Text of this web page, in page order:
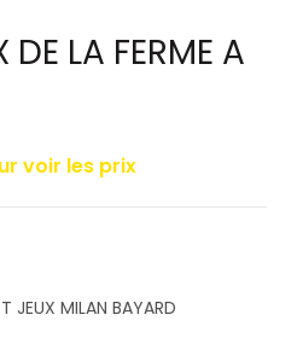
LA FERME A
voir les prix
JEUX MILAN BAYARD